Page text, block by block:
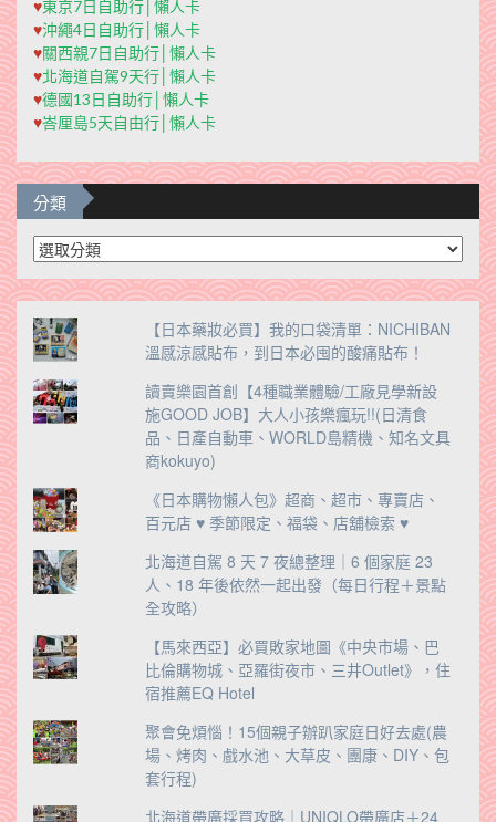
♥東京7日自助行│懶人卡
♥沖繩4日自助行│懶人卡
♥關西親7日自助行│懶人卡
♥北海道自駕9天行│懶人卡
♥德國13日自助行│懶人卡
♥峇厘島5天自由行│懶人卡
分類
分
類
【日本藥妝必買】我的口袋清單：NICHIBAN
溫感涼感貼布，到日本必囤的酸痛貼布！
讀賣樂園首創【4種職業體驗/工廠見學新設
施GOOD JOB】大人小孩樂瘋玩!!(日清食
品、日產自動車、WORLD島精機、知名文具
商kokuyo)
《日本購物懶人包》超商、超市、專賣店、
百元店 ♥ 季節限定、福袋、店舖檢索 ♥
北海道自駕 8 天 7 夜總整理｜6 個家庭 23
人、18 年後依然一起出發（每日行程＋景點
全攻略）
【馬來西亞】必買敗家地圖《中央市場、巴
比倫購物城、亞羅街夜市、三井Outlet》，住
宿推薦EQ Hotel
聚會免煩惱！15個親子辦趴家庭日好去處(農
場、烤肉、戲水池、大草皮、團康、DIY、包
套行程)
北海道帶廣採買攻略｜UNIQLO帶廣店＋24